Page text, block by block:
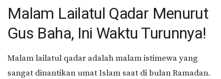
Malam Lailatul Qadar Menurut
Gus Baha, Ini Waktu Turunnya!
Malam lailatul qadar adalah malam istimewa yang
sangat dinantikan umat Islam saat di bulan Ramadan.